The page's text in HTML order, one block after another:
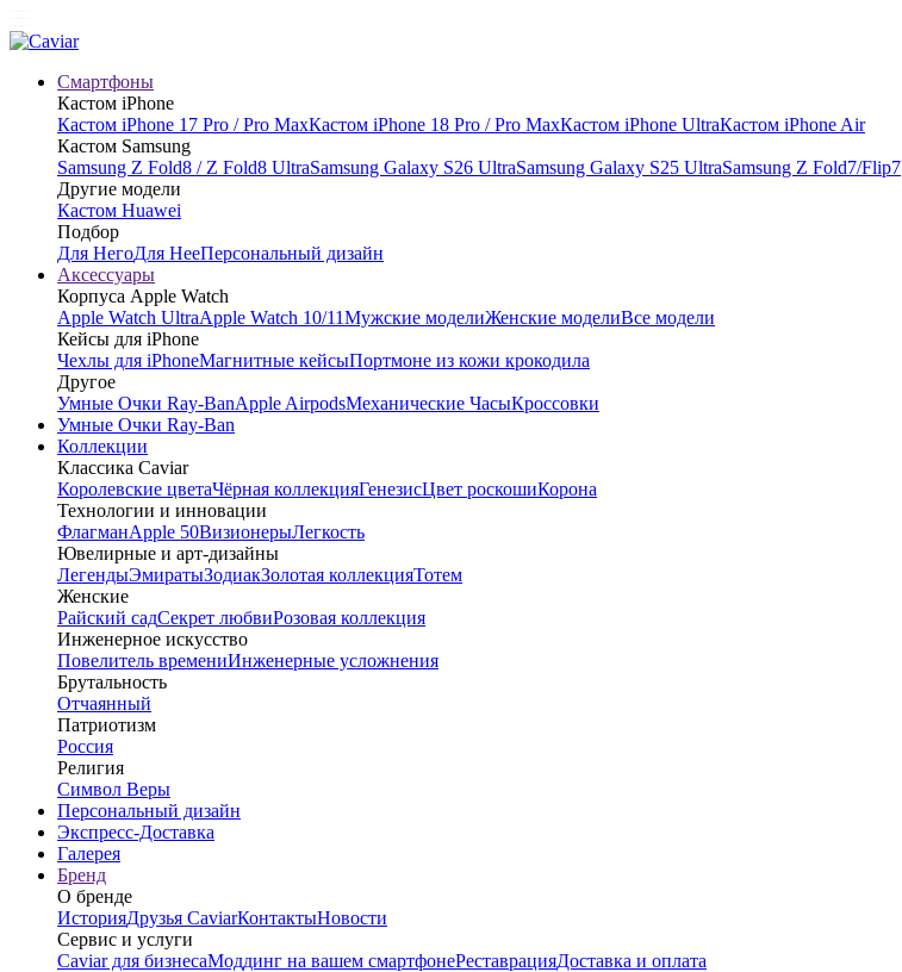
Смартфоны
Кастом iPhone
Кастом iPhone 17 Pro / Pro MaxКастом iPhone 18 Pro / Pro MaxКастом iPhone UltraКастом iPhone Air
Кастом Samsung
Samsung Z Fold8 / Z Fold8 UltraSamsung Galaxy S26 UltraSamsung Galaxy S25 UltraSamsung Z Fold7/Flip7
Другие модели
Кастом Huawei
Подбор
Для НегоДля НееПерсональный дизайн
Аксессуары
Корпуса Apple Watch
Apple Watch UltraApple Watch 10/11Мужские моделиЖенские моделиВсе модели
Кейсы для iPhone
Чехлы для iPhoneМагнитные кейсыПортмоне из кожи крокодила
Другое
Умные Очки Ray-BanApple AirpodsМеханические ЧасыКроссовки
Умные Очки Ray-Ban
Коллекции
Классика Caviar
Королевские цветаЧёрная коллекцияГенезисЦвет роскошиКорона
Технологии и инновации
ФлагманApple 50ВизионерыЛегкость
Ювелирные и арт-дизайны
ЛегендыЭмиратыЗодиакЗолотая коллекцияТотем
Женские
Райский садСекрет любвиРозовая коллекция
Инженерное искусство
Повелитель времениИнженерные усложнения
Брутальность
Отчаянный
Патриотизм
Россия
Религия
Символ Веры
Персональный дизайн
Экспресс-Доставка
Галерея
Бренд
О бренде
ИсторияДрузья CaviarКонтактыНовости
Сервис и услуги
Caviar для бизнесаМоддинг на вашем смартфонеРеставрацияДоставка и оплата